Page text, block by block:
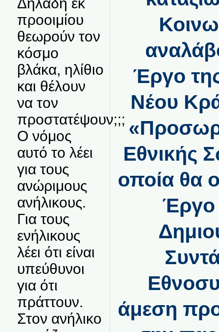
προοιμίου
θεωρούν τον
κόσμο
βλάκα, ηλίθιο
και θέλουν
να τον
προστατέψουν;;;
Ο νόμος
αυτό το λέει
για τους
ανώριμους
ανήλικους.
Για τους
ενήλικους
λέει ότι είναι
υπεύθυνοι
για ότι
πράττουν.
Στον ανήλικο
Έργο
Νέου
Εθνικής
οποία θα
Έργο
άμεση